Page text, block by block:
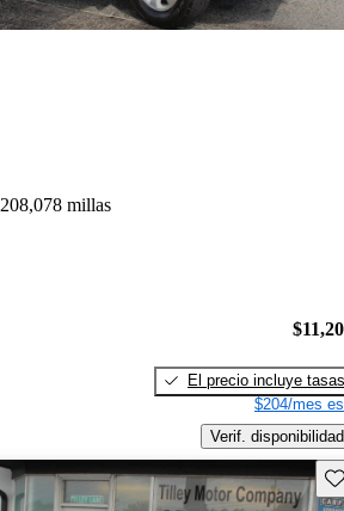
208,078 millas
El precio incluye tasas
$204/mes
Verif. disponibilidad